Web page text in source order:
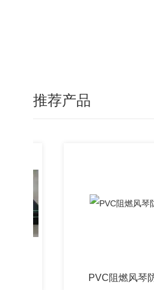
推荐产品
PVC阻燃风琴防护罩